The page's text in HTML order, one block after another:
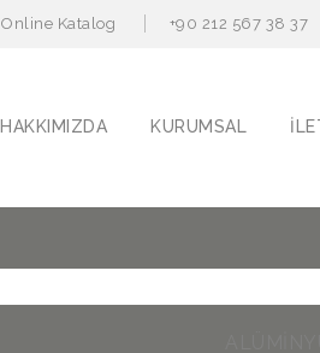
Online Katalog +90 212 567 38 37
HAKKIMIZDA KURUMSAL